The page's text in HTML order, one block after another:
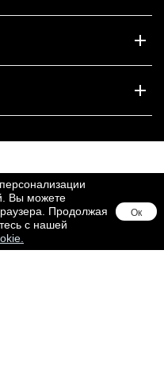
Вы можете
Продолжая
с нашей
Ок